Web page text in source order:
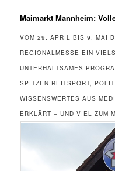
Maimarkt Mannheim:
VOM 29. APRIL BIS 9. MAI
EGIONALMESSE EIN
NTERHALTSAMES
PITZEN-REITSPORT,
ISSENSWERTES AUS
RKLÄRT – UND VIEL ZUM